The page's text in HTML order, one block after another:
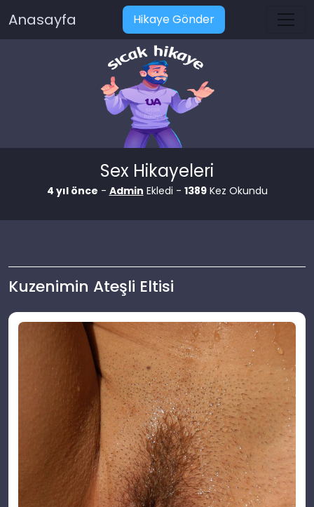
Anasayfa Hikaye Gönder
Sex Hikayeleri
4 yıl önce - Admin Ekledi - 1389Kez Okundu
Kuzenimin Ateşli Eltisi